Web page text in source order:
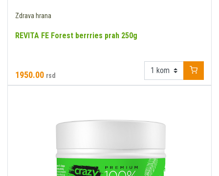
Zdrava hrana
REVITA FE Forest berrries prah 250g
1950.00 rsd